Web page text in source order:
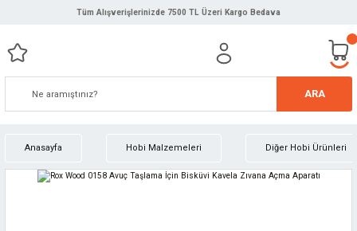
Tüm Alışverişlerinizde 7500 TL Üzeri Kargo Bedava
ARA
Anasayfa Hobi Malzemeleri Diğer Hobi Ürünleri